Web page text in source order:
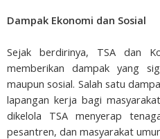
Dampak Ekonomi dan Sosial
Sejak berdirinya, TSA dan
memberikan dampak yang
maupun sosial. Salah satu
lapangan kerja bagi
dikelola TSA menyerap
pesantren, dan masyarakat